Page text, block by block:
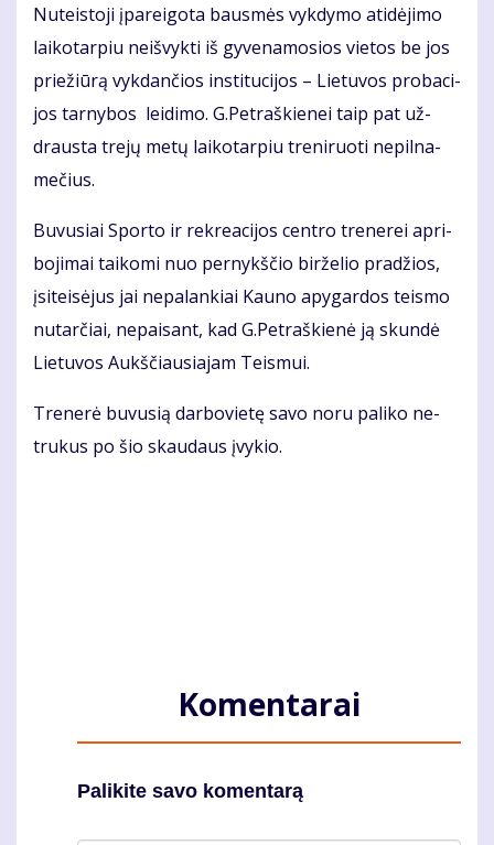
Nu­teis­to­ji įpa­rei­go­ta baus­mės vyk­dy­mo ati­dė­ji­mo
lai­ko­tar­piu ne­iš­vyk­ti iš gy­ve­na­mo­sios vie­tos be jos
prie­žiū­rą vyk­dan­čios ins­ti­tu­ci­jos – Lie­tu­vos pro­ba­ci­
jos tar­ny­bos lei­di­mo. G.Pet­raš­kie­nei taip pat už­
draus­ta tre­jų me­tų lai­ko­tar­piu tre­ni­ruo­ti ne­pil­na­
me­čius.
Bu­vu­siai Spor­to ir rek­re­a­ci­jos cen­tro tre­ne­rei ap­ri­
bo­ji­mai tai­ko­mi nuo per­nykš­čio bir­že­lio pra­džios,
įsi­teisėjus jai ne­pa­lan­kiai Kau­no apy­gar­dos teis­mo
nu­tar­čiai, ne­pai­sant, kad G.Pet­raš­kie­nė ją skun­dė
Lie­tu­vos Aukš­čiau­sia­jam Teis­mui.
Tre­ne­rė bu­vu­sią dar­bo­vie­tę sa­vo no­ru pa­li­ko ne­
tru­kus po šio skau­daus įvy­kio.
Komentarai
Palikite savo komentarą